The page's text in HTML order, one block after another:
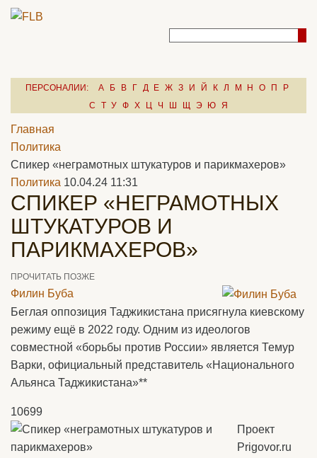
ПЕРСОНАЛИИ: А Б В Г Д Е Ж З И Й К Л М Н О П
Р
С
Т У Ф Х Ц Ч Ш Щ Э Ю Я
Главная
Политика
Спикер «неграмотных штукатуров и парикмахеров»
Политика 10.04.24 11:31
СПИКЕР «НЕГРАМОТНЫХ
ШТУКАТУРОВ И
ПАРИКМАХЕРОВ»
ПРОЧИТАТЬ ПОЗЖЕ
Филин Буба
Беглая оппозиция Таджикистана присягнула киевскому
режиму ещё в 2022 году. Одним из идеологов
совместной «борьбы против России» является Темур
Варки, официальный представитель «Национального
Альянса Таджикистана»**
10699
Проект
Prigovor.ru